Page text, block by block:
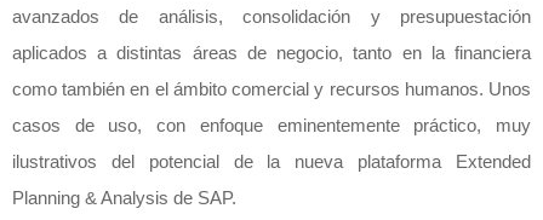
avanzados de análisis, consolidación y presupuestación
aplicados a distintas áreas de negocio, tanto en la financiera
como también en el ámbito comercial y recursos humanos. Unos
casos de uso, con enfoque eminentemente práctico, muy
ilustrativos del potencial de la nueva plataforma Extended
Planning & Analysis de SAP.